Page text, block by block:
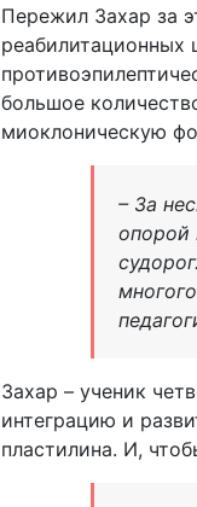
Пережил Захар за
реабилитационных
большое
миоклоническую
– За
опорой
Захар – ученик
интеграцию и
пластилина. И,